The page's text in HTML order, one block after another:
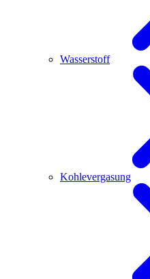
Wasserstoff
Kohlevergasung